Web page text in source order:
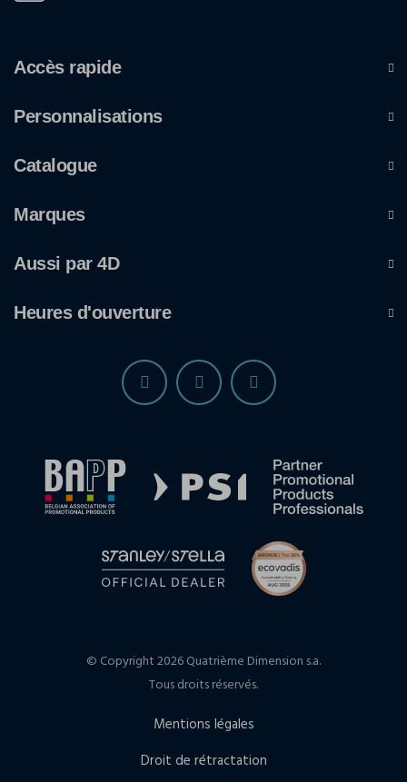
Accès rapide
Personnalisations
Catalogue
Marques
Aussi par 4D
Heures d'ouverture
© Copyright 2026 Quatrième Dimension s.a.
Tous droits réservés.
Mentions légales
Droit de rétractation